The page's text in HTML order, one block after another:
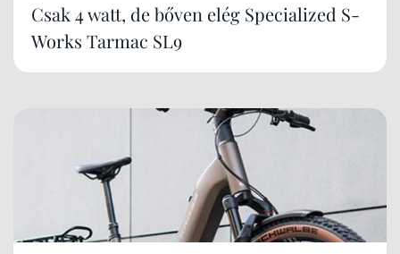
Csak 4 watt, de bőven elég Specialized S-
Works Tarmac SL9